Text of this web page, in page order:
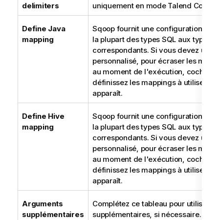
delimiters uniquement en mode Talend
Define Java
mapping
Sqoop fournit une configuration par
la plupart des types SQL aux types
correspondants. Si vous devez
personnalisé, pour écraser les
au moment de l'exécution, cochez
définissez les mappings à utiliser
apparaît.
Define Hive
mapping
Sqoop fournit une configuration par
la plupart des types SQL aux types
correspondants. Si vous devez
personnalisé, pour écraser les
au moment de l'exécution, cochez
définissez les mappings à utiliser
apparaît.
Arguments
supplémentaires
Complétez ce tableau pour utiliser
supplémentaires, si nécessaire.